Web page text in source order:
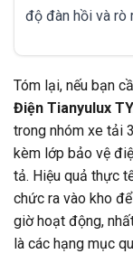
độ đàn hồi và rò
Tóm lại, nếu bạn
Điện Tianyulux
trong nhóm xe tải
kèm lớp bảo vệ
tả. Hiệu quả thực
chức ra vào kho
giờ hoạt động,
là các hạng mục